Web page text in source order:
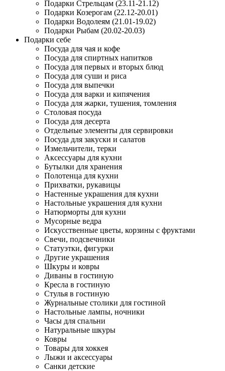
Подарки Стрельцам (23.11-21.12)
Подарки Козерогам (22.12-20.01)
Подарки Водолеям (21.01-19.02)
Подарки Рыбам (20.02-20.03)
Подарки себе
Посуда для чая и кофе
Посуда для спиртных напитков
Посуда для первых и вторых блюд
Посуда для суши и риса
Посуда для выпечки
Посуда для варки и кипячения
Посуда для жарки, тушения, томления
Столовая посуда
Посуда для десерта
Отдельные элементы для сервировки
Посуда для закуски и салатов
Измельчители, терки
Аксессуары для кухни
Бутылки для хранения
Полотенца для кухни
Прихватки, рукавицы
Настенные украшения для кухни
Настольные украшения для кухни
Натюрморты для кухни
Мусорные ведра
Искусственные цветы, корзины с фруктами
Свечи, подсвечники
Статуэтки, фигурки
Другие украшения
Шкуры и ковры
Диваны в гостиную
Кресла в гостиную
Стулья в гостиную
Журнальные столики для гостиной
Настольные лампы, ночники
Часы для спальни
Натуральные шкуры
Ковры
Товары для хоккея
Лыжи и аксессуары
Санки детские